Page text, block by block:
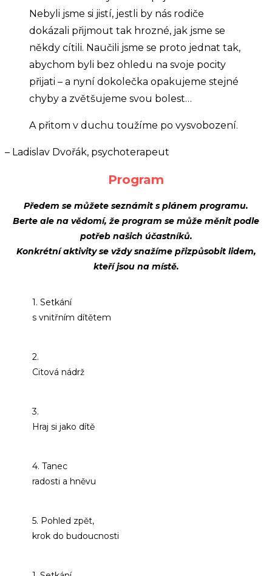
Nebyli jsme si jistí, jestli by nás rodiče
dokázali přijmout tak hrozné, jak jsme se
někdy cítili. Naučili jsme se proto jednat tak,
abychom byli bez ohledu na svoje pocity
přijati – a nyní dokolečka opakujeme stejné
chyby a zvětšujeme svou bolest…
A přitom v duchu toužíme po vysvobození.
– Ladislav Dvořák, psychoterapeut
Program
Předem se můžete seznámit s plánem programu.
Berte ale na vědomí, že program se může měnit podle
potřeb našich účastníků.
Konkrétní aktivity se vždy snažíme přizpůsobit lidem,
kteří jsou na místě.
1. Setkání
s vnitřním dítětem
2.
Citová nádrž
3.
Hraj si jako dítě
4. Tanec
radosti a hněvu
5. Pohled zpět,
krok do budoucnosti